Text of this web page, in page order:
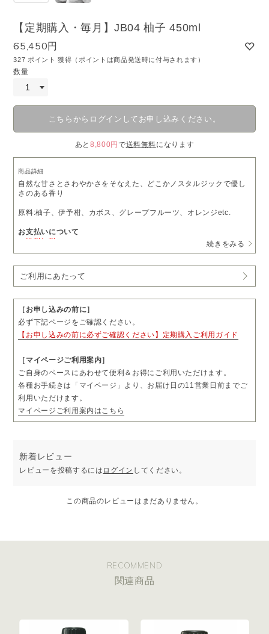
【定期購入・毎月】JB04 柚子 450ml
65,450円
327 ポイント 獲得（ポイントは商品発送時に付与されます）
数量
こちらからログインしてお申し込みください。
あと8,800円 で送料無料になります
商品詳細
自然な甘さとさわやかさをそなえた、どこかノスタルジックで優し
さのある香り
原料:柚子、伊予柑、カボス、グレープフルーツ、オレンジetc.
お支払いについて
送料無料
・通常価格 77,000円（税込）
・1回につき1本をお届けします。
け先をご変更いただけます。
・お届け頻度やコースのご変更および解約については、毎月コース
は3回分、隔月コースは2回分のお届け完了後、「マイページ」より
お手続きいただけます。
・ご購入前に「ご利用にあたって」も必ずご一読ください。
続きをみる
ご利用にあたって
［お申し込みの前に］
必ず下記ページをご確認ください。
【お申し込みの前に必ずご確認ください】定期購入ご利用ガイド
［マイページご利用案内］
ご自身のペースにあわせて便利＆お得にご利用いただけます。
各種お手続きは「マイページ」より、お届け日の11営業日前までご
利用いただけます。
マイページご利用案内はこちら
新着レビュー
レビューを投稿するには ログイン してください。
この商品のレビューはまだありません。
RECOMMEND
関連商品